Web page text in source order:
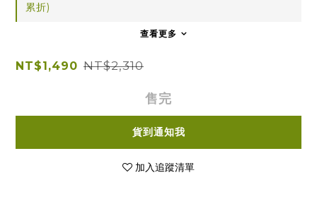
累折)
查看更多
NT$1,490 NT$2,310
售完
貨到通知我
加入追蹤清單